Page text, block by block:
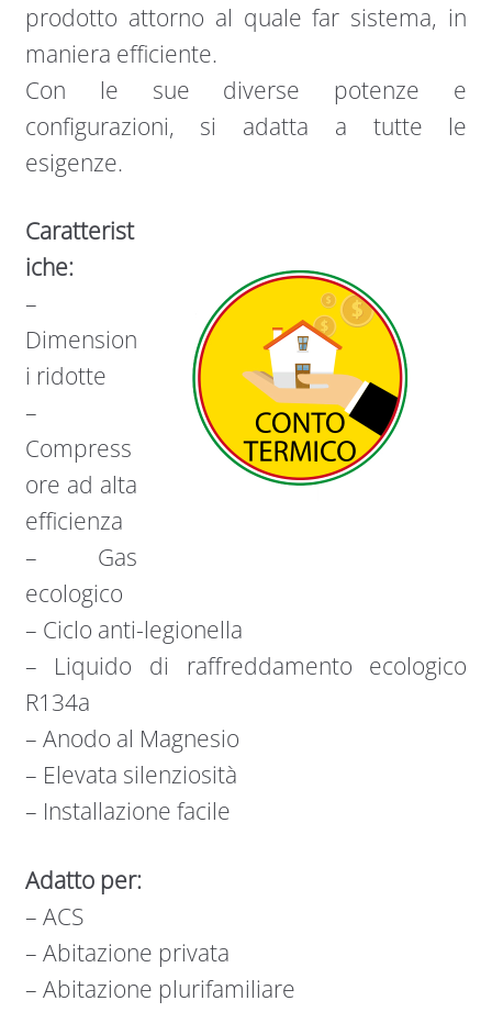
prodotto attorno al quale far sistema, in
maniera efficiente.
Con le sue diverse potenze e
configurazioni, si adatta a tutte le
esigenze.
Caratterist
iche:
–
Dimension
i ridotte
–
Compress
ore ad alta
efficienza
– Gas
ecologico
– Ciclo anti-legionella
– Liquido di raffreddamento ecologico
R134a
– Anodo al Magnesio
– Elevata silenziosità
– Installazione facile
Adatto per:
– ACS
– Abitazione privata
– Abitazione plurifamiliare